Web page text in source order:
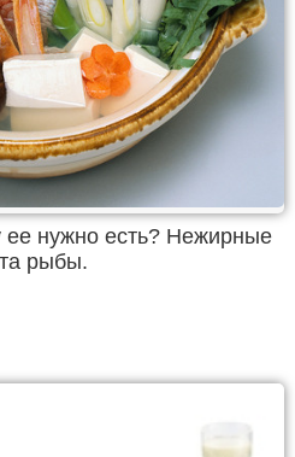
нужно есть? Нежирные
рыбы.